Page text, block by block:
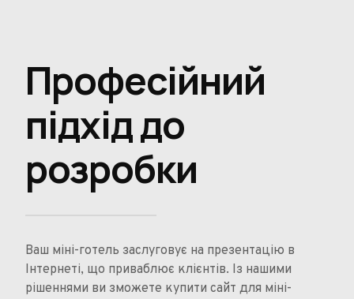
Професійний
підхід до
розробки
Ваш міні-готель заслуговує на презентацію в
Інтернеті, що приваблює клієнтів. Із нашими
рішеннями ви зможете купити сайт для міні-